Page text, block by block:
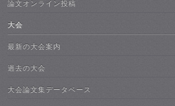
論文オンライン投稿
大会
最新の大会案内
過去の大会
大会論文集データベース